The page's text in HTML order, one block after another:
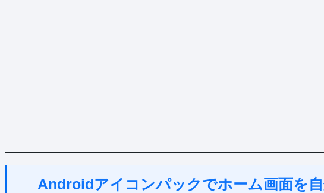
Androidアイコンパックでホーム画面を